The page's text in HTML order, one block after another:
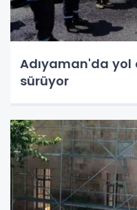
Adıyaman'da yol
sürüyor